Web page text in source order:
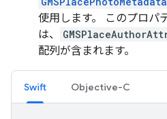
使用します。 このプロパ
は、
配列が含まれます。
Swift Objective-C